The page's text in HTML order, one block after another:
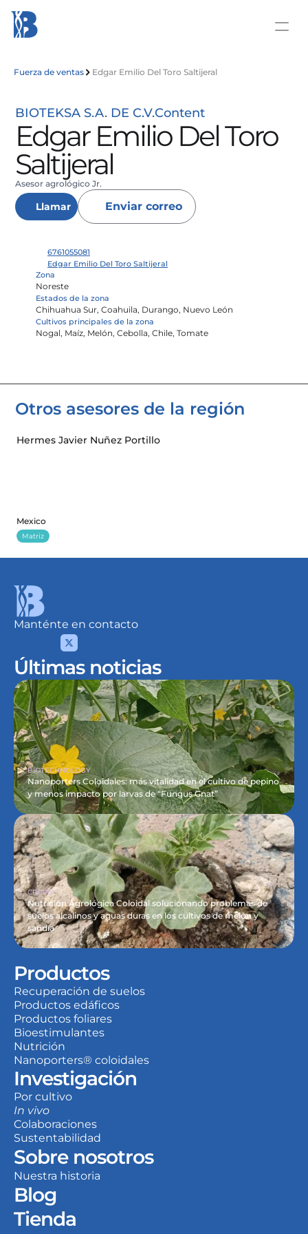
Fuerza de ventas Edgar Emilio Del Toro Saltijeral
BIOTEKSA S.A. DE C.V.Content
Edgar Emilio Del Toro
Saltijeral
Asesor agrológico Jr.
Llamar Enviar correo
6761055081
Edgar Emilio Del Toro Saltijeral
Zona
Noreste
Estados de la zona
Chihuahua Sur, Coahuila, Durango, Nuevo León
Cultivos principales de la zona
Nogal, Maíz, Melón, Cebolla, Chile, Tomate
Otros asesores de la región
Hermes Javier Nuñez Portillo
Mexico
Matriz
Últimas noticias
BIOTECHNOLOGY
Nanoporters Coloidales: más vitalidad en el cultivo de pepino
y menos impacto por larvas de “Fungus Gnat”
CROPS
Nutrición Agrológica Coloidal solucionando problemas de
suelos alcalinos y aguas duras en los cultivos de melón y
sandía
Manténte en contacto
Productos
Recuperación de suelos
Productos edáficos
Productos foliares
Bioestimulantes
Nutrición
Nanoporters® coloidales
Investigación
Por cultivo
In vivo
Colaboraciones
Sustentabilidad
Sobre nosotros
Nuestra historia
Blog
Tienda